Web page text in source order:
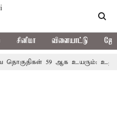
சினிமா விளையாட்டு
59 ஆக உயரும்: உத்தேச